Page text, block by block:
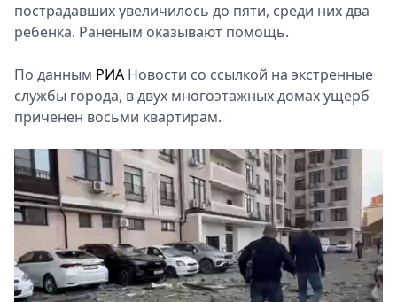
пострадавших увеличилось до пяти, среди них два
ребенка. Раненым оказывают помощь.
По данным РИА Новости со ссылкой на экстренные
службы города, в двух многоэтажных домах ущерб
приченен восьми квартирам.